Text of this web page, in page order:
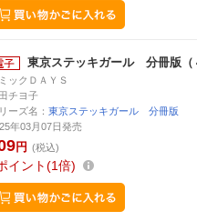
東京ステッキガール 分冊版（
ックＤＡＹＳ
チヨ子
ーズ名： 東京ステッキガール 分冊版
年03月07日発売
円 (税込)
イント 1倍